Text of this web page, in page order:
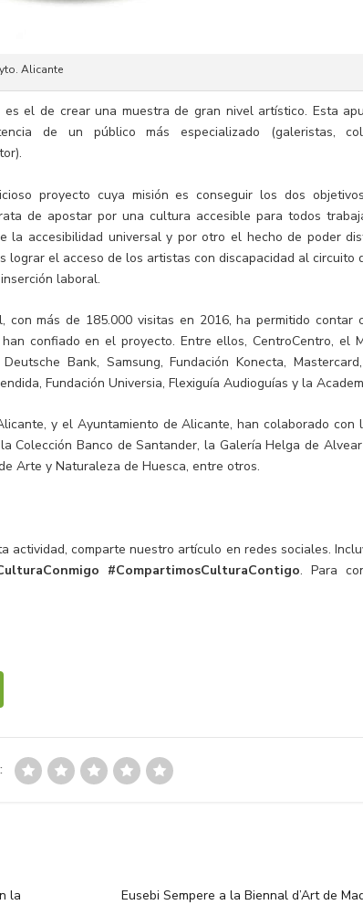
Alicante
el de crear una muestra de gran nivel artístico. Esta
de un público más especializado (galeristas,
proyecto cuya misión es conseguir los dos
de apostar por una cultura accesible para todos
la accesibilidad universal y por otro el hecho de poder
el acceso de los artistas con discapacidad al circuito
laboral.
más de 185.000 visitas en 2016, ha permitido contar
confiado en el proyecto. Entre ellos, CentroCentro, el
Bank, Samsung, Fundación Konecta,
Fundación Universia, Flexiguía Audioguías y la
y el Ayuntamiento de Alicante, han colaborado con
Colección Banco de Santander, la Galería Helga de
Arte y Naturaleza de Huesca, entre otros.
actividad, comparte nuestro artículo en redes sociales.
#CompartimosCulturaContigo. Para
la
Eusebi Sempere a la Biennal d’Art de